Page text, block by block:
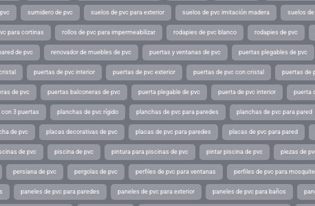
sumidero de pvc suelos de pvc para exterior suelos de pvc imitación madera suelos de
para cortinas rollos de pvc para impermeabilizar rodapies de pvc blanco rodapies de pvc
de pvc renovador de muebles de pvc puertas y ventanas de pvc puertas plegables de pvc
puertas de pvc interior puertas de pvc exterior puertas de pvc con cristal puertas de
de pvc puertas balconeras de pvc puerta plegable de pvc puerta de pvc interior puerta
3 puertas planchas de pvc rígido planchas de pvc para paredes planchas de pvc para pared
de pvc placas decorativas de pvc placas de pvc para paredes placas de pvc para pared
de pvc piscina de pvc pintura para piscinas de pvc pintar piscina de pvc piezas de
persiana de pvc pergolas de pvc perfiles de pvc para ventanas perfiles de pvc para
paneles de pvc para paredes paneles de pvc para exterior paneles de pvc para baños